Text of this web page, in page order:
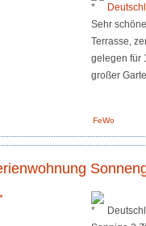
Sehr
Terrasse,
gelegen für
großer
FeWo